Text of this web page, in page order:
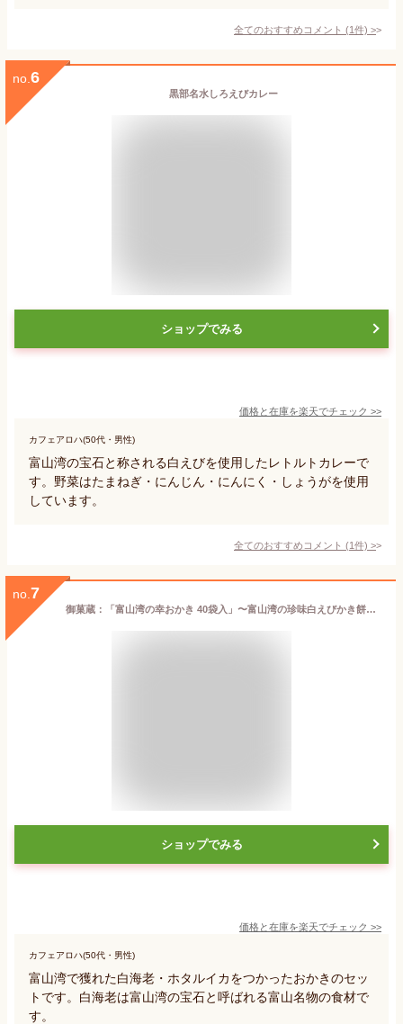
全てのおすすめコメント (1件) >
no. 6
黒部名水しろえびカレー
ショップでみる
価格と在庫を楽天でチェック >>
カフェアロハ(50代・男性)
富山湾の宝石と称される白えびを使用したレトルトカレーで
す。野菜はたまねぎ・にんじん・にんにく・しょうがを使用
しています。
全てのおすすめコメント (1件) >
no. 7
御菓蔵：「富山湾の幸おかき 40袋入」〜富山湾の珍味白えびかき餅とほたるいかかき餅のセット〜
ショップでみる
価格と在庫を楽天でチェック >>
カフェアロハ(50代・男性)
富山湾で獲れた白海老・ホタルイカをつかったおかきのセッ
トです。白海老は富山湾の宝石と呼ばれる富山名物の食材で
す。